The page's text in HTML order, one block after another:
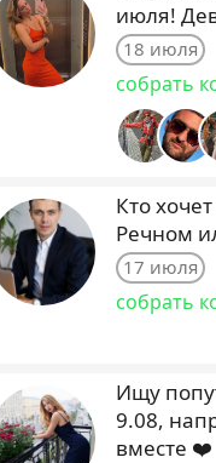
июля!
18 июля
собрать
Кто
Речном
17 июля
собрать
Ищу
9.08,
вместе ❤️